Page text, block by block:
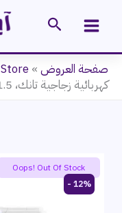
البحث
صفحة العروض »
Store
كهربائية زجاجية تانك، 1.5 لتر، 1500 وات – DG-2338
Oops! Out Of Stock
12% -